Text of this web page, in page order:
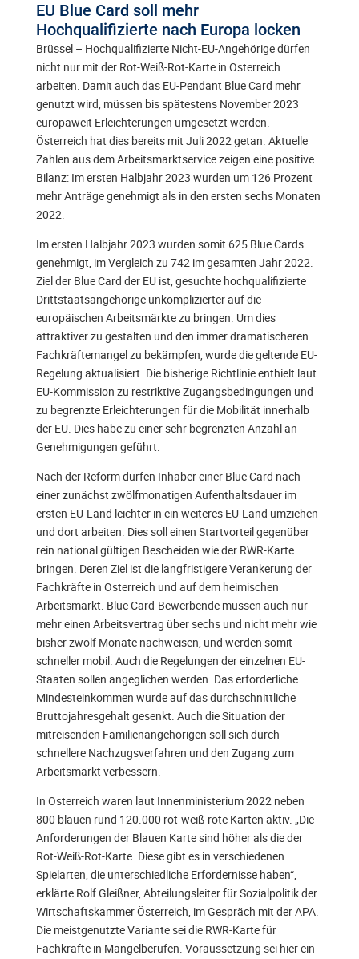
EU Blue Card soll mehr
Hochqualifizierte nach Europa locken
Brüssel – Hochqualifizierte Nicht-EU-Angehörige dürfen
nicht nur mit der Rot-Weiß-Rot-Karte in Österreich
arbeiten. Damit auch das EU-Pendant Blue Card mehr
genutzt wird, müssen bis spätestens November 2023
europaweit Erleichterungen umgesetzt werden.
Österreich hat dies bereits mit Juli 2022 getan. Aktuelle
Zahlen aus dem Arbeitsmarktservice zeigen eine positive
Bilanz: Im ersten Halbjahr 2023 wurden um 126 Prozent
mehr Anträge genehmigt als in den ersten sechs Monaten
2022.
Im ersten Halbjahr 2023 wurden somit 625 Blue Cards
genehmigt, im Vergleich zu 742 im gesamten Jahr 2022.
Ziel der Blue Card der EU ist, gesuchte hochqualifizierte
Drittstaatsangehörige unkomplizierter auf die
europäischen Arbeitsmärkte zu bringen. Um dies
attraktiver zu gestalten und den immer dramatischeren
Fachkräftemangel zu bekämpfen, wurde die geltende EU-
Regelung aktualisiert. Die bisherige Richtlinie enthielt laut
EU-Kommission zu restriktive Zugangsbedingungen und
zu begrenzte Erleichterungen für die Mobilität innerhalb
der EU. Dies habe zu einer sehr begrenzten Anzahl an
Genehmigungen geführt.
Nach der Reform dürfen Inhaber einer Blue Card nach
einer zunächst zwölfmonatigen Aufenthaltsdauer im
ersten EU-Land leichter in ein weiteres EU-Land umziehen
und dort arbeiten. Dies soll einen Startvorteil gegenüber
rein national gültigen Bescheiden wie der RWR-Karte
bringen. Deren Ziel ist die langfristigere Verankerung der
Fachkräfte in Österreich und auf dem heimischen
Arbeitsmarkt. Blue Card-Bewerbende müssen auch nur
mehr einen Arbeitsvertrag über sechs und nicht mehr wie
bisher zwölf Monate nachweisen, und werden somit
schneller mobil. Auch die Regelungen der einzelnen EU-
Staaten sollen angeglichen werden. Das erforderliche
Mindesteinkommen wurde auf das durchschnittliche
Bruttojahresgehalt gesenkt. Auch die Situation der
mitreisenden Familienangehörigen soll sich durch
schnellere Nachzugsverfahren und den Zugang zum
Arbeitsmarkt verbessern.
In Österreich waren laut Innenministerium 2022 neben
800 blauen rund 120.000 rot-weiß-rote Karten aktiv. „Die
Anforderungen der Blauen Karte sind höher als die der
Rot-Weiß-Rot-Karte. Diese gibt es in verschiedenen
Spielarten, die unterschiedliche Erfordernisse haben“,
erklärte Rolf Gleißner, Abteilungsleiter für Sozialpolitik der
Wirtschaftskammer Österreich, im Gespräch mit der APA.
Die meistgenutzte Variante sei die RWR-Karte für
Fachkräfte in Mangelberufen. Voraussetzung sei hier ein